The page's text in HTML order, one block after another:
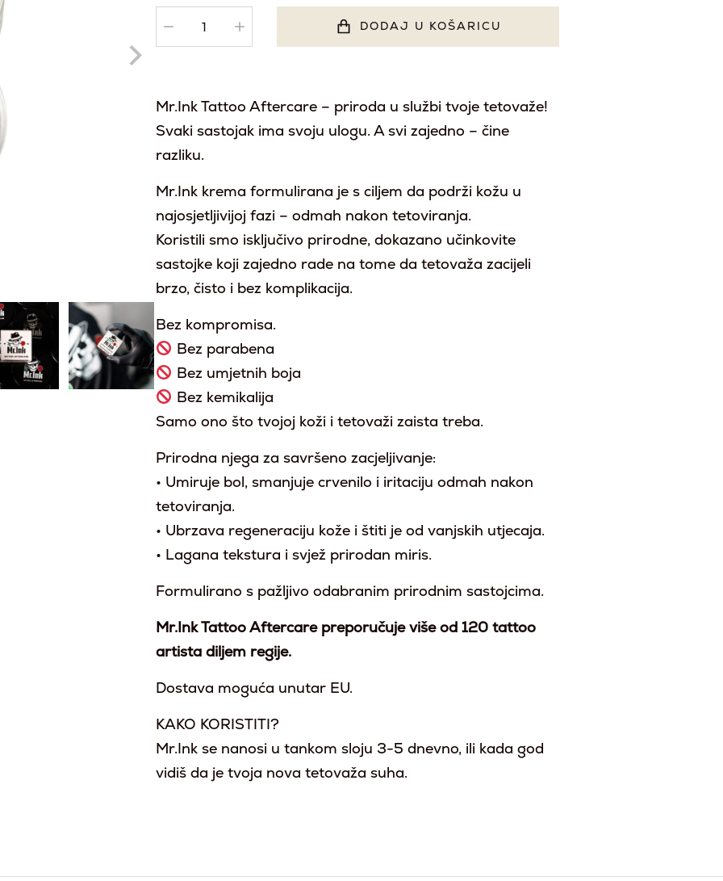
DODAJ U KOŠARICU
Mr.Ink Tattoo Aftercare – priroda u službi tvoje tetovaže!
Svaki sastojak ima svoju ulogu. A svi zajedno – čine
razliku.
Mr.Ink krema formulirana je s ciljem da podrži kožu u
najosjetljivijoj fazi – odmah nakon tetoviranja.
Koristili smo isključivo prirodne, dokazano učinkovite
sastojke koji zajedno rade na tome da tetovaža zacijeli
brzo, čisto i bez komplikacija.
Bez kompromisa.
Bez parabena
Bez umjetnih boja
Bez kemikalija
Samo ono što tvojoj koži i tetovaži zaista treba.
Prirodna njega za savršeno zacjeljivanje:
• Umiruje bol, smanjuje crvenilo i iritaciju odmah nakon
tetoviranja.
• Ubrzava regeneraciju kože i štiti je od vanjskih utjecaja.
• Lagana tekstura i svjež prirodan miris.
Formulirano s pažljivo odabranim prirodnim sastojcima.
Mr.Ink Tattoo Aftercare preporučuje više od 120 tattoo
artista diljem regije.
Dostava moguća unutar EU.
KAKO KORISTITI?
Mr.Ink se nanosi u tankom sloju 3-5 dnevno, ili kada god
vidiš da je tvoja nova tetovaža suha.